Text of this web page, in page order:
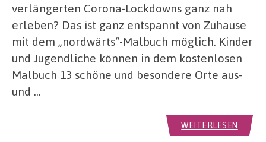
verlängerten Corona-Lockdowns ganz nah
erleben? Das ist ganz entspannt von Zuhause
mit dem „nordwärts“-Malbuch möglich. Kinder
und Jugendliche können in dem kostenlosen
Malbuch 13 schöne und besondere Orte aus-
und …
WEITERLESEN